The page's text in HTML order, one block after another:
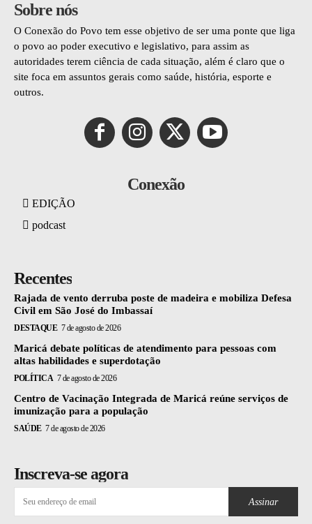
Sobre nós
O Conexão do Povo tem esse objetivo de ser uma ponte que liga
o povo ao poder executivo e legislativo, para assim as
autoridades terem ciência de cada situação, além é claro que o
site foca em assuntos gerais como saúde, história, esporte e
outros.
Conexão
EDIÇÃO
podcast
Recentes
Rajada de vento derruba poste de madeira e mobiliza Defesa
Civil em São José do Imbassaí
DESTAQUE 7 de agosto de 2026
Maricá debate políticas de atendimento para pessoas com
altas habilidades e superdotação
POLÍTICA 7 de agosto de 2026
Centro de Vacinação Integrada de Maricá reúne serviços de
imunização para a população
SAÚDE 7 de agosto de 2026
Inscreva-se agora
Assinar